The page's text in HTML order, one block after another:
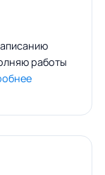
работы